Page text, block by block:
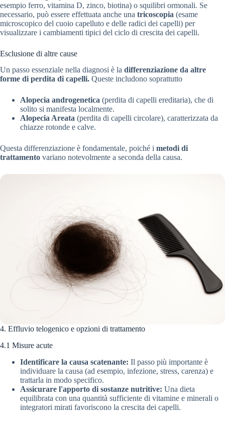
esempio ferro, vitamina D, zinco, biotina) o squilibri ormonali. Se
necessario, può essere effettuata anche una tricoscopia (esame
microscopico del cuoio capelluto e delle radici dei capelli) per
visualizzare i cambiamenti tipici del ciclo di crescita dei capelli.
Esclusione di altre cause
Un passo essenziale nella diagnosi è la differenziazione da altre
forme di perdita di capelli. Queste includono soprattutto
Alopecia androgenetica (perdita di capelli ereditaria), che di
solito si manifesta localmente.
Alopecia Areata (perdita di capelli circolare), caratterizzata da
chiazze rotonde e calve.
Questa differenziazione è fondamentale, poiché i metodi di
trattamento variano notevolmente a seconda della causa.
4. Effluvio telogenico e opzioni di trattamento
4.1 Misure acute
Identificare la causa scatenante: Il passo più importante è
individuare la causa (ad esempio, infezione, stress, carenza) e
trattarla in modo specifico.
Assicurare l'apporto di sostanze nutritive: Una dieta
equilibrata con una quantità sufficiente di vitamine e minerali o
integratori mirati favoriscono la crescita dei capelli.